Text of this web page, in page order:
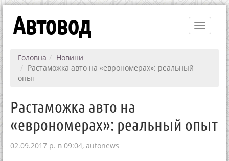
Toggle
Автовод
Головна
Новини
Растаможка авто на «еврономерах»: реальный
опыт
Растаможка авто на
«еврономерах»: реальный опыт
02.09.2017 р. в 09:04, autonews